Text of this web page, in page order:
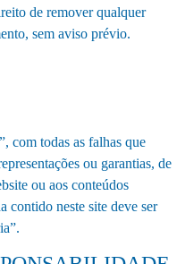
de remover qualquer
sem aviso prévio.
com todas as falhas que
ou garantias, de
ou aos conteúdos
contido neste site deve ser